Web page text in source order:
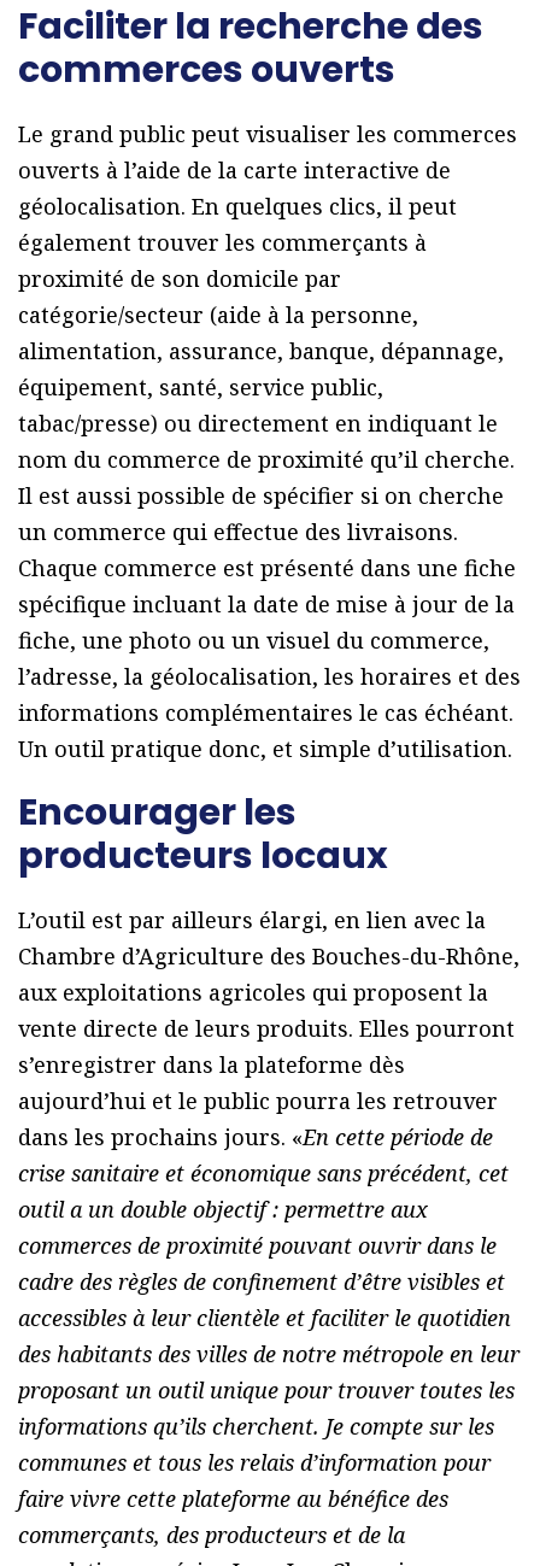
Faciliter la recherche des
commerces ouverts
Le grand public peut visualiser les commerces
ouverts à l’aide de la carte interactive de
géolocalisation. En quelques clics, il peut
également trouver les commerçants à
proximité de son domicile par
catégorie/secteur (aide à la personne,
alimentation, assurance, banque, dépannage,
équipement, santé, service public,
tabac/presse) ou directement en indiquant le
nom du commerce de proximité qu’il cherche.
Il est aussi possible de spécifier si on cherche
un commerce qui effectue des livraisons.
Chaque commerce est présenté dans une fiche
spécifique incluant la date de mise à jour de la
fiche, une photo ou un visuel du commerce,
l’adresse, la géolocalisation, les horaires et des
informations complémentaires le cas échéant.
Un outil pratique donc, et simple d’utilisation.
Encourager les
producteurs locaux
L’outil est par ailleurs élargi, en lien avec la
Chambre d’Agriculture des Bouches-du-Rhône,
aux exploitations agricoles qui proposent la
vente directe de leurs produits. Elles pourront
s’enregistrer dans la plateforme dès
aujourd’hui et le public pourra les retrouver
dans les prochains jours. «En cette période de
crise sanitaire et économique sans précédent, cet
outil a un double objectif : permettre aux
commerces de proximité pouvant ouvrir dans le
cadre des règles de confinement d’être visibles et
accessibles à leur clientèle et faciliter le quotidien
des habitants des villes de notre métropole en leur
proposant un outil unique pour trouver toutes les
informations qu’ils cherchent. Je compte sur les
communes et tous les relais d’information pour
faire vivre cette plateforme au bénéfice des
commerçants, des producteurs et de la